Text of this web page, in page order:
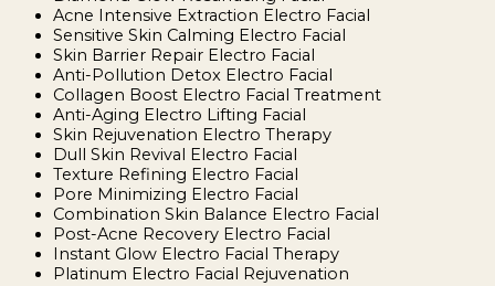
Acne Intensive Extraction Electro Facial
Sensitive Skin Calming Electro Facial
Skin Barrier Repair Electro Facial
Anti-Pollution Detox Electro Facial
Collagen Boost Electro Facial Treatment
Anti-Aging Electro Lifting Facial
Skin Rejuvenation Electro Therapy
Dull Skin Revival Electro Facial
Texture Refining Electro Facial
Pore Minimizing Electro Facial
Combination Skin Balance Electro Facial
Post-Acne Recovery Electro Facial
Instant Glow Electro Facial Therapy
Platinum Electro Facial Rejuvenation